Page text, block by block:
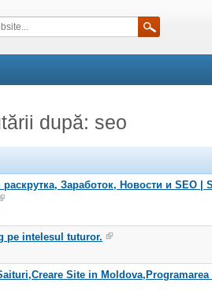
după: seo
Заработок, Новости и SEO |
pe intelesul tuturor.
Site in